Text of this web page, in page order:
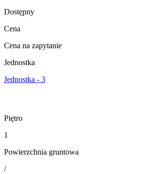
Dostępny
Cena
Cena na zapytanie
Jednostka
Jednostka - 3
Piętro
1
Powierzchnia gruntowa
/